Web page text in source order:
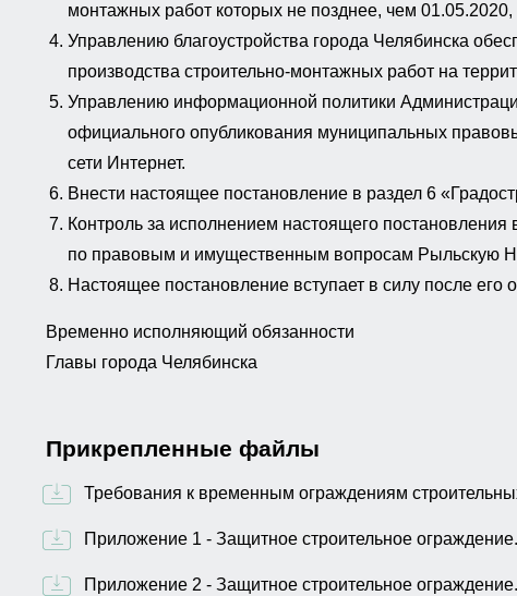
монтажных работ которых не позднее, чем 01.05.2020,
Управлению благоустройства города Челябинска
производства строительно-монтажных работ на
Управлению информационной политики
официального опубликования муниципальных
сети Интернет.
Внести настоящее постановление в раздел 6
Контроль за исполнением настоящего
по правовым и имущественным вопросам Рыльскую
Настоящее постановление вступает в силу после его
Временно исполняющий обязанности
Главы города Челябинска
Прикрепленные файлы
Требования к временным ограждениям
Приложение 1 - Защитное строительное
Приложение 2 - Защитное строительное